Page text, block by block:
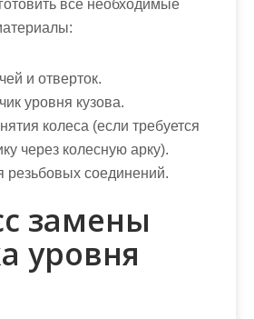
все необходимые
и отверток.
уровня кузова.
колеса (если требуется
через колесную арку).
резьбовых соединений.
замены
уровня